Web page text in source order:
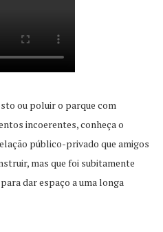
ou poluir o parque com
incoerentes, conheça o
público-privado que amigos
mas que foi subitamente
dar espaço a uma longa